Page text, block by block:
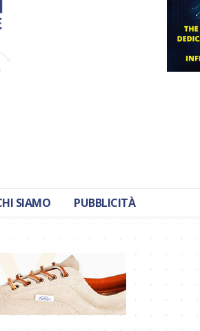
SIAMO PUBBLICITÀ